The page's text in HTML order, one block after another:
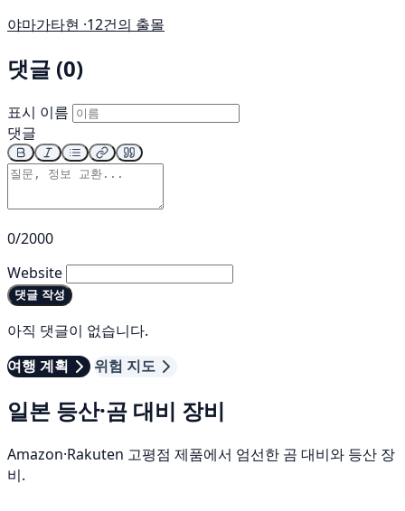
야마가타현 ·12건의 출몰
댓글 (0)
표시 이름
댓글
0/2000
Website
댓글 작성
아직 댓글이 없습니다.
여행 계획
위험 지도
일본 등산·곰 대비 장비
Amazon·Rakuten 고평점 제품에서 엄선한 곰 대비와 등산 장
비.